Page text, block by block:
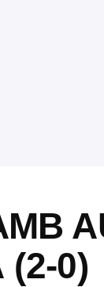
(2-0)